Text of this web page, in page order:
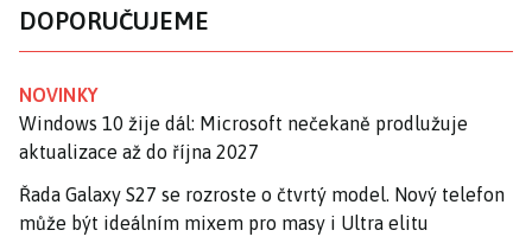
DOPORUČUJEME
NOVINKY
Windows 10 žije dál: Microsoft nečekaně prodlužuje
aktualizace až do října 2027
Řada Galaxy S27 se rozroste o čtvrtý model. Nový telefon
může být ideálním mixem pro masy i Ultra elitu